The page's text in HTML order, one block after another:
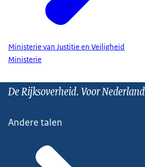
Ministerie van Justitie en Veiligheid
Ministerie
De Rijksoverheid. Voor Nederland
Andere talen